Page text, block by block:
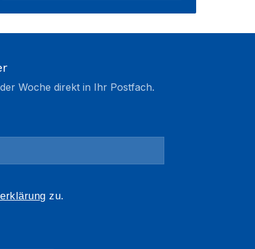
Woche direkt in Ihr Postfach.